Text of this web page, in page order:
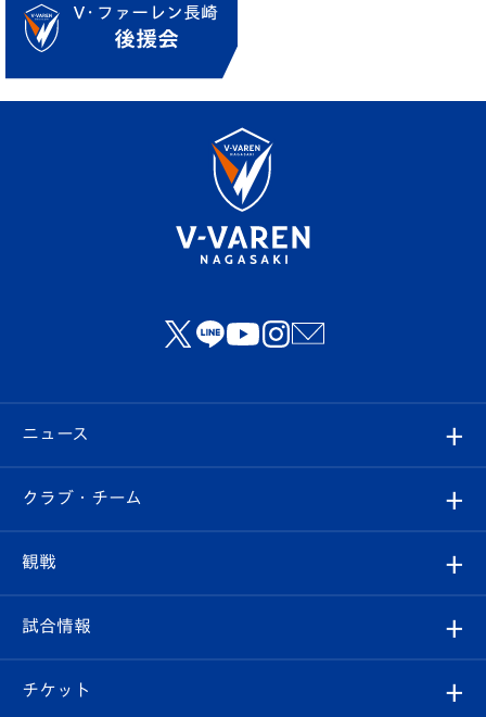
ニュース
すべて
クラブ
試合情報
クラブ・チーム
クラブ概要
観戦
観戦ルール
試合情報
試合日程/結果
チケット